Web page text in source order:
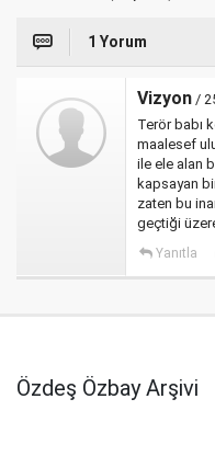
1 Yorum
Vizyon /
Terör babı
maalesef
ile ele alan
kapsayan
zaten bu
geçtiği
Yanıtla
Özdeş Özbay Arşivi